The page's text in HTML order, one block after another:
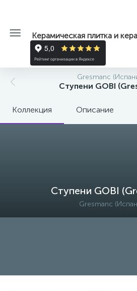
Керамическая плитка и
Gresmanc
Ступени GOBI
Коллекция Описание
Ступени GOBI
Gresmanc